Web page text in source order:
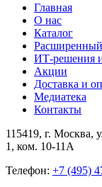
Главная
О нас
Каталог
ИТ-решения
Акции
Доставка и
Медиатека
Контакты
115419, г. Москва,
1, ком. 10-11А
Телефон: +7 (495)